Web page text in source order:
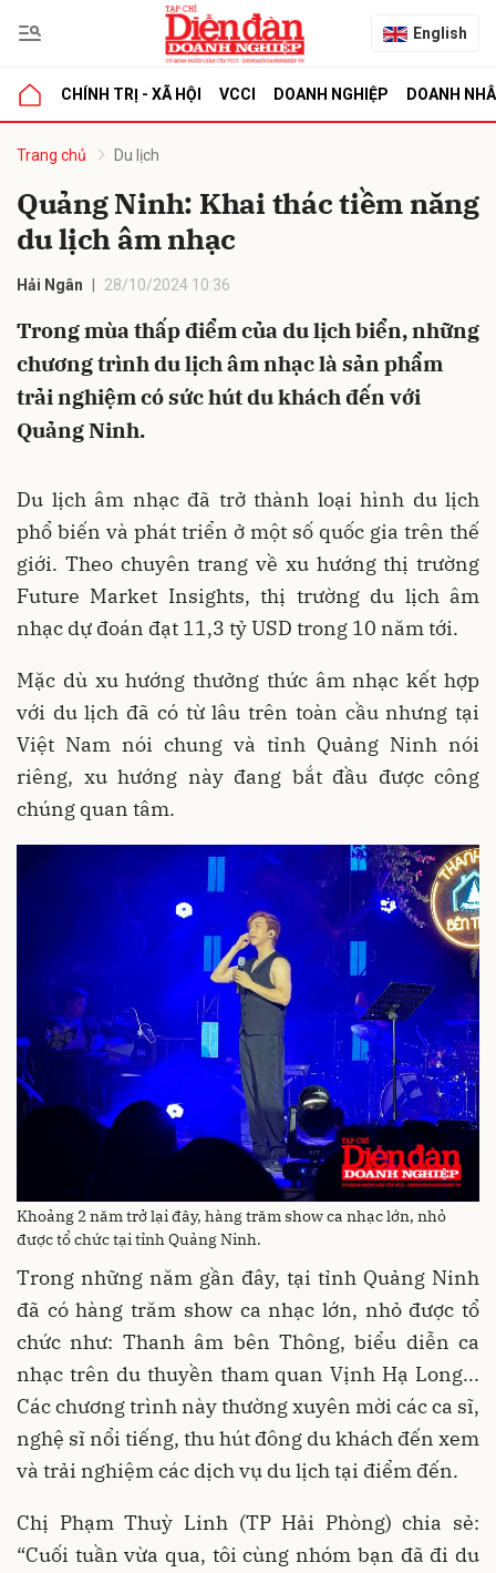
English
CHÍNH TRỊ - XÃ HỘI VCCI DOANH NGHIỆP DOANH
Trang chủ Du lịch
Quảng Ninh: Khai thác tiềm năng
du lịch âm nhạc
Hải Ngân 28/10/2024 10:36
Trong mùa thấp điểm của du lịch biển, những
chương trình du lịch âm nhạc là sản phẩm
trải nghiệm có sức hút du khách đến với
Quảng Ninh.
Du lịch âm nhạc đã trở thành loại hình du lịch
phổ biến và phát triển ở một số quốc gia trên thế
giới. Theo chuyên trang về xu hướng thị trường
Future Market Insights, thị trường du lịch âm
nhạc dự đoán đạt 11,3 tỷ USD trong 10 năm tới.
Mặc dù xu hướng thưởng thức âm nhạc kết hợp
với du lịch đã có từ lâu trên toàn cầu nhưng tại
Việt Nam nói chung và tỉnh Quảng Ninh nói
riêng, xu hướng này đang bắt đầu được công
chúng quan tâm.
Khoảng 2 năm trở lại đây, hàng trăm show ca nhạc lớn, nhỏ
được tổ chức tại tỉnh Quảng Ninh.
Trong những năm gần đây, tại tỉnh Quảng Ninh
đã có hàng trăm show ca nhạc lớn, nhỏ được tổ
chức như: Thanh âm bên Thông, biểu diễn ca
nhạc trên du thuyền tham quan Vịnh Hạ Long...
Các chương trình này thường xuyên mời các ca sĩ,
nghệ sĩ nổi tiếng, thu hút đông du khách đến xem
và trải nghiệm các dịch vụ du lịch tại điểm đến.
Chị Phạm Thuỳ Linh (TP Hải Phòng) chia sẻ:
“Cuối tuần vừa qua, tôi cùng nhóm bạn đã đi du
luận
Hủy